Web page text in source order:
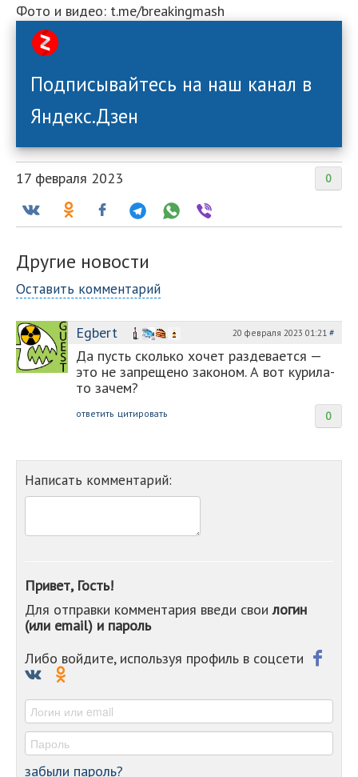
Фото и видео: t.me/breakingmash
Подписывайтесь на наш канал в
Яндекс.Дзен
0
17 февраля 2023
Другие новости
Оставить комментарий
Egbert 20 февраля 2023 01:21 #
Да пусть сколько хочет раздевается —
это не запрещено законом. А вот курила-
то зачем?
0
ответить цитировать
Написать комментарий:
Привет, Гость!
Для отправки комментария введи своилогин
(или email) и пароль
Либо войдите, используя профиль в соцсети
забыли пароль?